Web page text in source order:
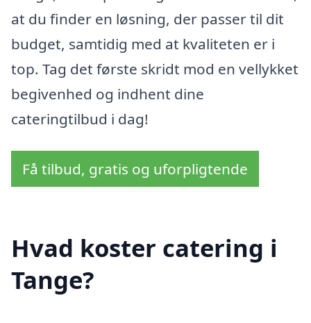
at du finder en løsning, der passer til dit
budget, samtidig med at kvaliteten er i
top. Tag det første skridt mod en vellykket
begivenhed og indhent dine
cateringtilbud i dag!
Få tilbud, gratis og uforpligtende
Hvad koster catering i
Tange?